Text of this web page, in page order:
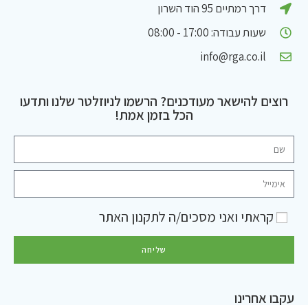
דרך רמתיים 95 הוד השרון
שעות עבודה: 17:00 - 08:00
info@rga.co.il
רוצים להישאר מעודכנים? הרשמו לניוזלטר שלנו ותדעו
הכל בזמן אמת!
קראתי ואני מסכים/ה לתקנון האתר
שליחה
עקבו אחרינו